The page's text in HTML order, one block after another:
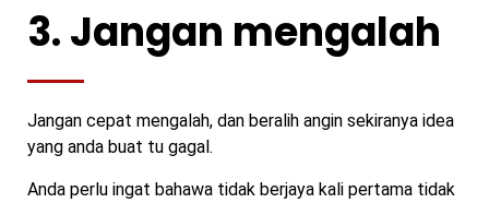
3. Jangan mengalah
Jangan cepat mengalah, dan beralih angin sekiranya idea
yang anda buat tu gagal.
Anda perlu ingat bahawa tidak berjaya kali pertama tidak